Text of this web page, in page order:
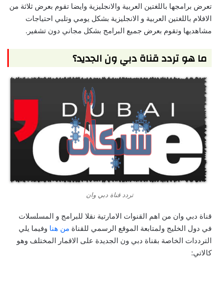
تعرض برامجها باللغتين العربية والانجليزية وايضا تقوم بعرض ثلاثة من
الافلام باللغتين العربية و الانجليزية بشكل يومي وتلبي احتياجات
مشاهديها وتقوم بعرض جميع البرامج بشكل مجاني دون تشفير.
ما هو تردد قناة دبي ون الجديد؟
تردد قناة دبي وان
قناة دبي وان من اهم القنوات الامارتية نقلا للبرامج و المسلسلات
في دول الخليج ولمتابعة الموقع الرسمي للقناة من هنا وفيما يلي
الترددات الخاصة بقناة دبي ون الجديدة على الاقمار المختلف وهو
كالاتي: